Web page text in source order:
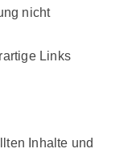
nicht
Links
Inhalte und